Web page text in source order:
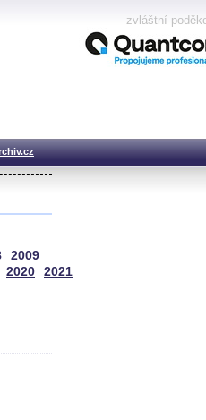
zvláštní
2009
2020
2021